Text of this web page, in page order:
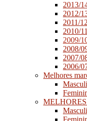
2013/
2012/
2011/12
2010/11
2009/
2008/
2007/
2006/
Melhores